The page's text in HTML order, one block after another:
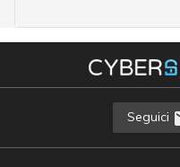
Seguici